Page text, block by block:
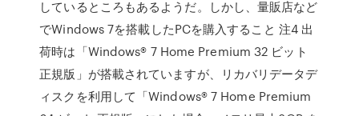
しているところもあるようだ。しかし、量販店など
でWindows 7を搭載したPCを購入すること 注4 出
荷時は「Windows® 7 Home Premium 32 ビット
正規版」が搭載されていますが、リカバリデータデ
ィスクを利用して「Windows® 7 Home Premium